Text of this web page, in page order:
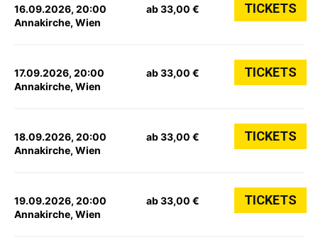
16.09.2026, 20:00
Annakirche, Wien
ab 33,00 € TICKETS
17.09.2026, 20:00
Annakirche, Wien
ab 33,00 € TICKETS
18.09.2026, 20:00
Annakirche, Wien
ab 33,00 € TICKETS
19.09.2026, 20:00
Annakirche, Wien
ab 33,00 € TICKETS